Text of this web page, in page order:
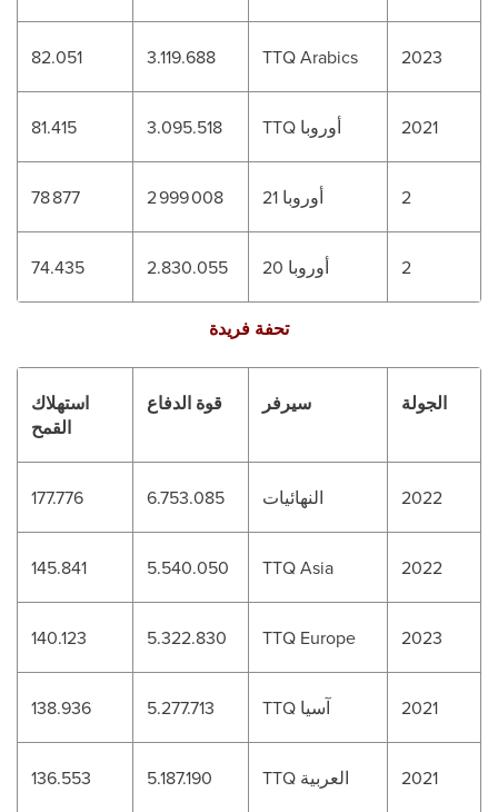
82.051 3.119.688 TTQ Arabics 2023
81.415 3.095.518 TTQ أوروبا 2021
78 877 2 999 008 أوروبا 21 2
74.435 2.830.055 أوروبا 20 2
تحفة فريدة
استهلاك
القمح
قوة الدفاع سيرفر الجولة
177.776 6.753.085 النهائيات 2022
145.841 5.540.050 TTQ Asia 2022
140.123 5.322.830 TTQ Europe 2023
138.936 5.277.713 TTQ آسيا 2021
136.553 5.187.190 TTQ العربية 2021